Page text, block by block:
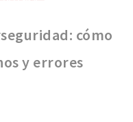
cómo
y errores